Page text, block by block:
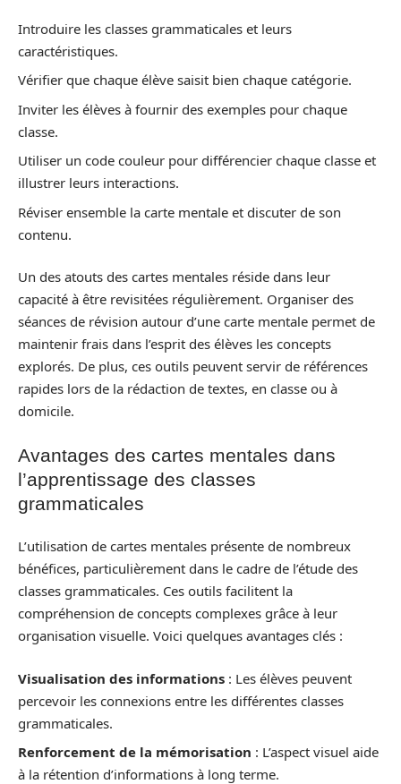
Introduire les classes grammaticales et leurs
caractéristiques.
Vérifier que chaque élève saisit bien chaque catégorie.
Inviter les élèves à fournir des exemples pour chaque
classe.
Utiliser un code couleur pour différencier chaque classe et
illustrer leurs interactions.
Réviser ensemble la carte mentale et discuter de son
contenu.
Un des atouts des cartes mentales réside dans leur
capacité à être revisitées régulièrement. Organiser des
séances de révision autour d’une carte mentale permet de
maintenir frais dans l’esprit des élèves les concepts
explorés. De plus, ces outils peuvent servir de références
rapides lors de la rédaction de textes, en classe ou à
domicile.
Avantages des cartes mentales dans
l’apprentissage des classes
grammaticales
L’utilisation de cartes mentales présente de nombreux
bénéfices, particulièrement dans le cadre de l’étude des
classes grammaticales. Ces outils facilitent la
compréhension de concepts complexes grâce à leur
organisation visuelle. Voici quelques avantages clés :
Visualisation des informations : Les élèves peuvent
percevoir les connexions entre les différentes classes
grammaticales.
Renforcement de la mémorisation : L’aspect visuel aide
à la rétention d’informations à long terme.